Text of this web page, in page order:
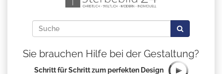
Sie brauchen Hilfe bei der Gestaltung?
Schritt für Schritt zum perfekten Design